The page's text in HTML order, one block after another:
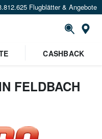
Flugblätter & Angebote
CASHBACK
FELDBACH